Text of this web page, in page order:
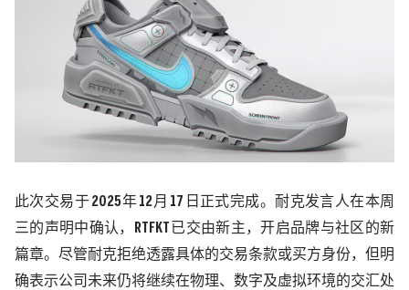
此次交易于 2025年 12月 17 日正式完成。耐克发言人在本周
三的声明中确认，
RTFKT
已交由新主，开启品牌与社区的新
篇章。尽管耐克拒绝透露具体的交易条款或买方身份，但明
确表示公司未来仍将继续在物理、数字及虚拟环境的交汇处